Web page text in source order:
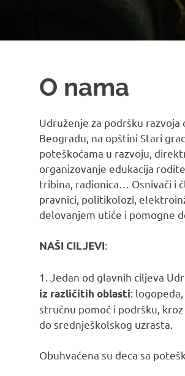
O nama
Udruženje za podršku
Beogradu, na opštini Stari
poteškoćama u razvoju,
organizovanje edukacija
tribina, radionica… Osnivači i
pravnici, politikolozi,
delovanjem utiče i pomogne
NAŠI CILJEVI:
1. Jedan od glavnih ciljeva
iz različitih oblasti:
stručnu pomoć i podršku,
do srednješkolskog uzrasta.
Obuhvaćena su deca sa